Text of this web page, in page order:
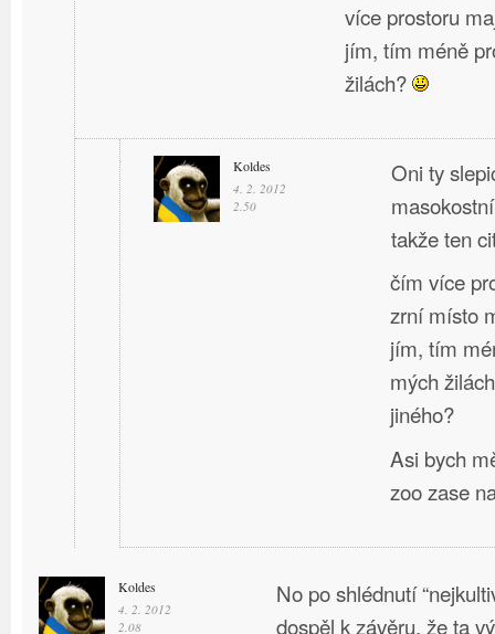
více prostoru
jím, tím méně
žilách?
Koldes
4. 2. 2012
2.50
Oni ty
takže ten
čím více
zrní místo
jím, tím
mých
jiného?
Asi bych
zoo zase
Koldes
4. 2. 2012
2.08
No po shlédnutí
dospěl k závěru, že ta